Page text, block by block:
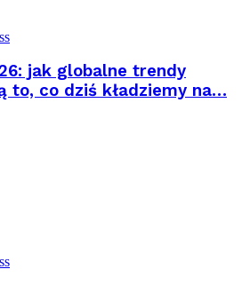
jak globalne trendy
to, co dziś kładziemy na…